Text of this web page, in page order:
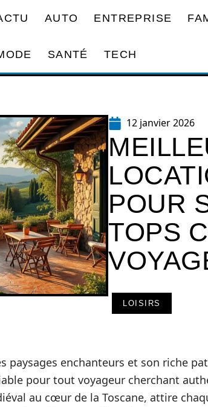
AUTO ENTREPRISE
SANTÉ TECH
12 janvier 2026
POUR
TOPS
LOISIRS
paysages enchanteurs et son riche
pour tout voyageur cherchant
au cœur de la Toscane, attire